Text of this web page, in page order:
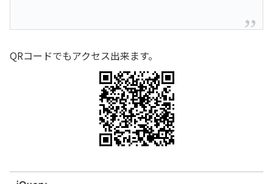
QRコードでもアクセス出来ます。